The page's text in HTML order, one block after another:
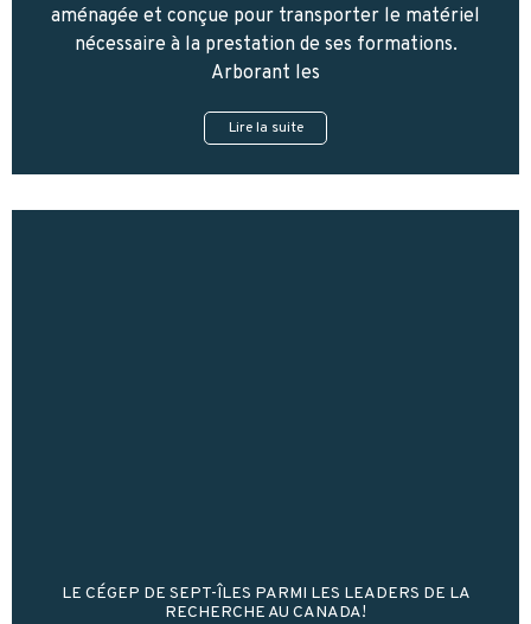
aménagée et conçue pour transporter le matériel
nécessaire à la prestation de ses formations.
Arborant les
Lire la suite
LE CÉGEP DE SEPT-ÎLES PARMI LES LEADERS DE LA
RECHERCHE AU CANADA!